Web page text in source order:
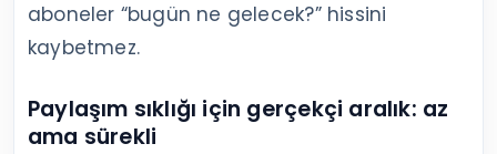
aboneler “bugün ne gelecek?” hissini
kaybetmez.
Paylaşım sıklığı için gerçekçi aralık: az
ama sürekli